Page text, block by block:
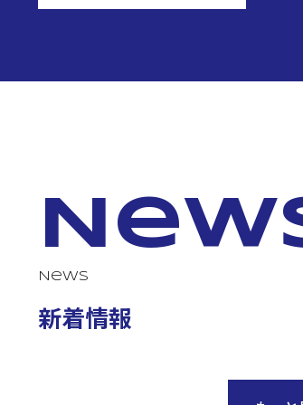
News
新着情報